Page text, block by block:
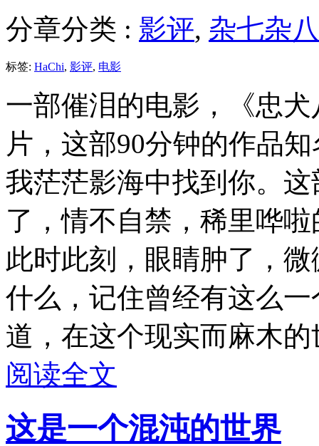
分章分类 : 影评, 杂七杂八
标签: HaChi, 影评, 电影
一部催泪的电影，《忠
片，这部90分钟的作品
我茫茫影海中找到你。
了，情不自禁，稀里哗
此时此刻，眼睛肿了，
什么，记住曾经有这么
道，在这个现实而麻木
阅读全文
这是一个混沌的世界